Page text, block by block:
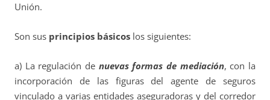
Unión.
Son sus principios básicos los siguientes:
a) La regulación de nuevas formas de mediación, con la
incorporación de las figuras del agente de seguros
vinculado a varias entidades aseguradoras y del corredor